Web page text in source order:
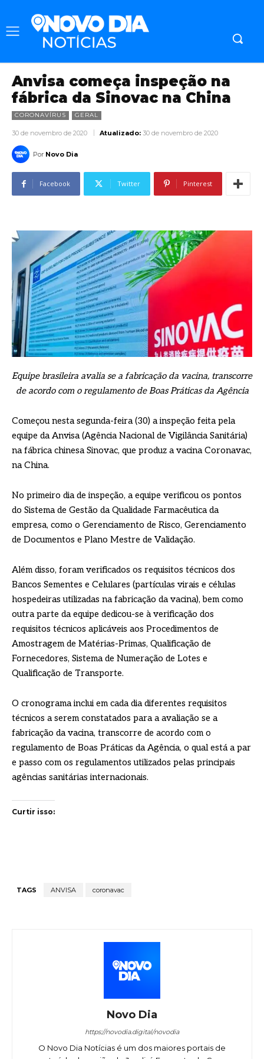
Anvisa começa inspeção na
fábrica da Sinovac na China
CORONAVÍRUS GERAL
30 de novembro de 2020 Atualizado: 30 de novembro de 2020
Por Novo Dia
Facebook Twitter Pinterest
Equipe brasileira avalia se a fabricação da vacina, transcorre
de acordo com o regulamento de Boas Práticas da Agência
Começou nesta segunda-feira (30) a inspeção feita pela
equipe da Anvisa (Agência Nacional de Vigilância Sanitária)
na fábrica chinesa Sinovac, que produz a vacina Coronavac,
na China.
No primeiro dia de inspeção, a equipe verificou os pontos
do Sistema de Gestão da Qualidade Farmacêutica da
empresa, como o Gerenciamento de Risco, Gerenciamento
de Documentos e Plano Mestre de Validação.
Além disso, foram verificados os requisitos técnicos dos
Bancos Sementes e Celulares (partículas virais e células
hospedeiras utilizadas na fabricação da vacina), bem como
outra parte da equipe dedicou-se à verificação dos
requisitos técnicos aplicáveis aos Procedimentos de
Amostragem de Matérias-Primas, Qualificação de
Fornecedores, Sistema de Numeração de Lotes e
Qualificação de Transporte.
O cronograma inclui em cada dia diferentes requisitos
técnicos a serem constatados para a avaliação se a
fabricação da vacina, transcorre de acordo com o
regulamento de Boas Práticas da Agência, o qual está a par
e passo com os regulamentos utilizados pelas principais
agências sanitárias internacionais.
Curtir isso:
TAGS ANVISA coronavac
Novo Dia
https://novodia.digital/novodia
O Novo Dia Notícias é um dos maiores portais de